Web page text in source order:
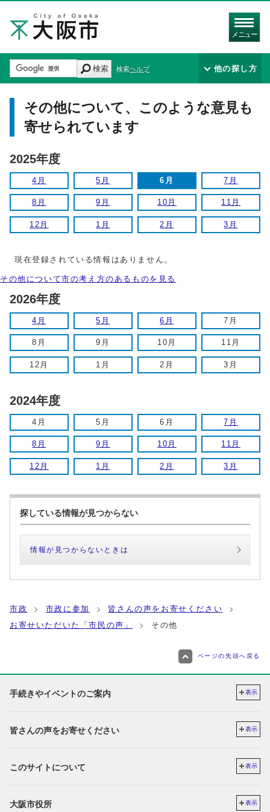
メニュー
検索 検索ヘルプ 他の探し方
その他について、このような意見も
寄せられています
2025年度
4月 5月 6月 7月
8月 9月 10月 11月
12月 1月 2月 3月
現在登録されている情報はありません。
その他について市の考え方のあるものを見る
2026年度
4月 5月 6月 7月
8月 9月 10月 11月
12月 1月 2月 3月
2024年度
4月 5月 6月 7月
8月 9月 10月 11月
12月 1月 2月 3月
探している情報が見つからない
情報が見つからないときは
市政 市政に参加
皆さんの声をお寄せください
お寄せいただいた「市民の声」
その他
ページの先頭へ戻る
手続きやイベントのご案内 表示
皆さんの声をお寄せください 表示
このサイトについて 表示
大阪市役所 表示